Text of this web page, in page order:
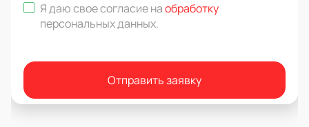
Я даю свое согласие наобработку
персональных данных.
Отправить заявку